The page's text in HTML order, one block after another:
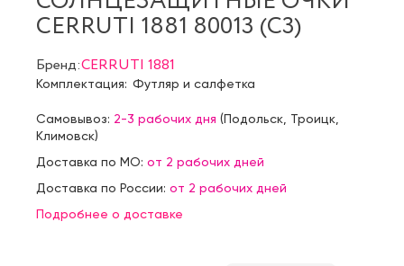
CERRUTI 1881 80013 (C3)
Бренд:CERRUTI 1881
Комплектация: Футляр и салфетка
Самовывоз: 2-3 рабочих дня (Подольск Троицк
Климовск)
Доставка по МО: от 2 рабочих дней
Доставка по России: от 2 рабочих дней
Подробнее о доставке